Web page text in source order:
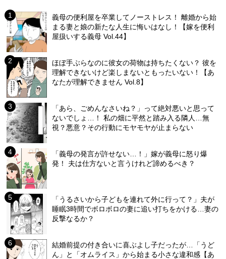
義母の便利屋を卒業してノーストレス！ 離婚から始
まる妻と娘の新たな人生に悔いはなし！【嫁を便利
屋扱いする義母 Vol.44】
ほぼ手ぶらなのに彼女の荷物は持ちたくない？ 彼を
理解できないけど楽しまないともったいない！【あ
なたが理解できません Vol.8】
「あら、ごめんなさいね？」って絶対悪いと思って
ないでしょ…！ 私の畑に平然と踏み入る隣人…無
視？悪意？その行動にモヤモヤが止まらない
「義母の発言が許せない…！」嫁が義母に怒り爆
発！ 夫は仕方ないと言うけれど諦めるべき？
「うるさいから子どもを連れて外に行って？」夫が
睡眠3時間でボロボロの妻に追い打ちをかける…妻の
反撃なるか？
結婚前提の付き合いに喜ぶよし子だったが…「うど
ん」と「オムライス」から始まる小さな違和感【あ